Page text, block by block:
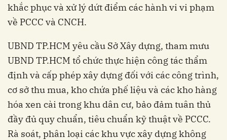
khắc phục và xử lý dứt điểm các hành vi vi phạm
về PCCC và CNCH.
UBND TP.HCM yêu cầu Sở Xây dựng, tham mưu
UBND TP.HCM tổ chức thực hiện công tác thẩm
định và cấp phép xây dựng đối với các công trình,
cơ sở thu mua, kho chứa phế liệu và các kho hàng
hóa xen cài trong khu dân cư, bảo đảm tuân thủ
đầy đủ quy chuẩn, tiêu chuẩn kỹ thuật về PCCC.
Rà soát, phân loại các khu vực xây dựng không